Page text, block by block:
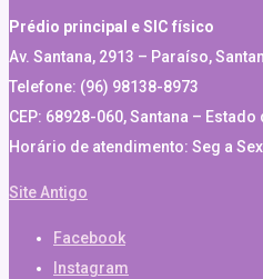
Prédio principal e SIC físico
Av. Santana, 2913 – Paraíso,
Telefone: (96) 98138-8973
CEP: 68928-060, Santana – Estado
Horário de atendimento: Seg a
Site Antigo
Facebook
Instagram